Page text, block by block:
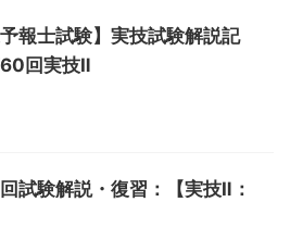
予報士試験】実技試験解説記
回実技Ⅱ
試験解説・復習：【実技Ⅱ：